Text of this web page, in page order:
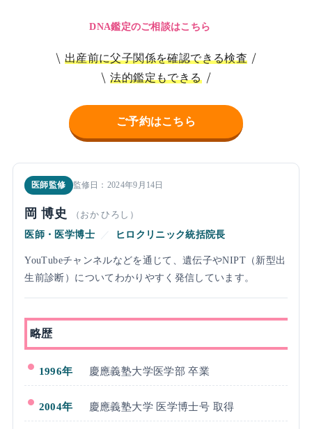
DNA鑑定のご相談はこちら
出産前に父子関係を確認できる検査
法的鑑定もできる
ご予約はこちら
医師監修 監修日：2024年9月14日
岡 博史
（おか ひろし）
医師・医学博士
／ ヒロクリニック統括院長
YouTubeチャンネルなどを通じて、遺伝子やNIPT（新型出
生前診断）についてわかりやすく発信しています。
略歴
1996年 慶應義塾大学医学部 卒業
2004年 慶應義塾大学 医学博士号 取得